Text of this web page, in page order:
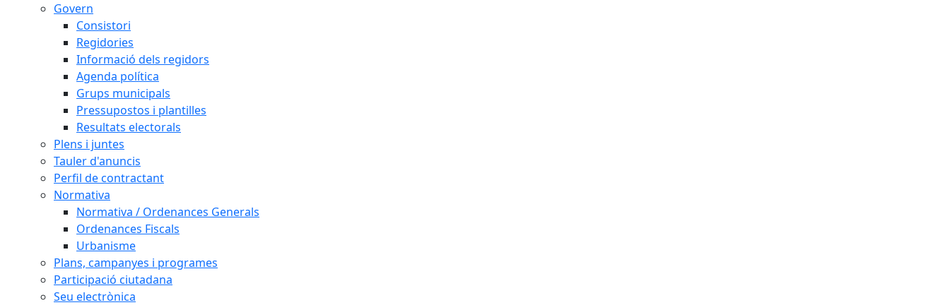
Govern
Consistori
Regidories
Informació dels regidors
Agenda política
Grups municipals
Pressupostos i plantilles
Resultats electorals
Plens i juntes
Tauler d'anuncis
Perfil de contractant
Normativa
Normativa / Ordenances Generals
Ordenances Fiscals
Urbanisme
Plans, campanyes i programes
Participació ciutadana
Seu electrònica